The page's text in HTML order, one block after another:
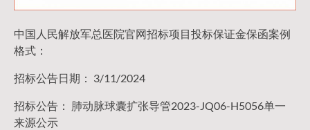
中国人民解放军总医院官网招标项目投标保证金保函案例
格式：
招标公告日期： 3/11/2024
招标公告： 肺动脉球囊扩张导管2023-JQ06-H5056单一
来源公示